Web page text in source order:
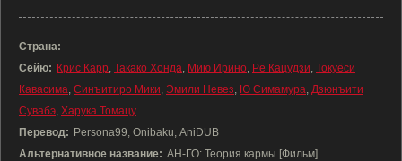
Страна:
Сейю: Крис Карр, Такако Хонда, Мию Ирино, Рё Кацудзи, Токуёси
Кавасима, Синъитиро Мики, Эмили Невез, Ю Симамура, Дзюнъити
Сувабэ, Харука Томацу
Перевод: Persona99, Onibaku, AniDUB
Альтернативное название: АН-ГО: Теория кармы [Фильм]